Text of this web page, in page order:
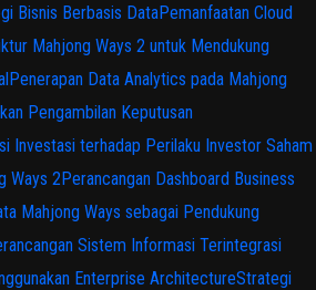
Bisnis Berbasis DataPemanfaatan Cloud
Mahjong Ways 2 untuk Mendukung
Penerapan Data Analytics pada Mahjong
Pengambilan Keputusan
Investasi terhadap Perilaku Investor Saham
Ways 2Perancangan Dashboard Business
Mahjong Ways sebagai Pendukung
Sistem Informasi Terintegrasi
Enterprise ArchitectureStrategi